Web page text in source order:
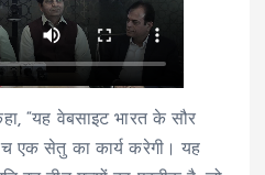
“यह वेबसाइट भारत के सौर
एक सेतु का कार्य करेगी। यह